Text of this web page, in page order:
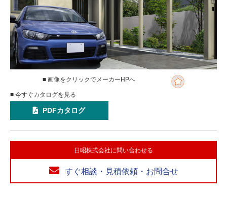
■ 画像をクリックでメーカーHPへ
■ 今すぐカタログを見る
PDFカタログ
日昭株式会社に問い合わせる
すぐ相談・見積依頼・お問合せ